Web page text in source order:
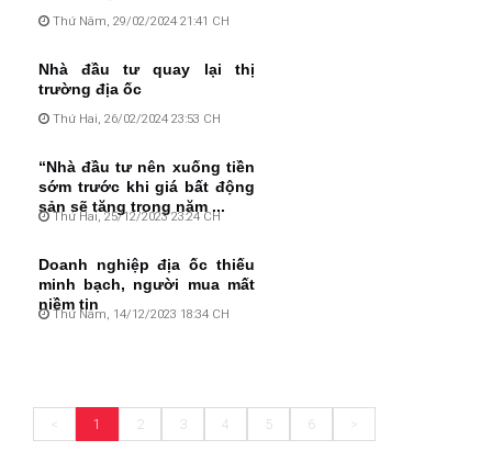
Thứ Năm, 29/02/2024 21:41 CH
Nhà đầu tư quay lại thị
trường địa ốc
Thứ Hai, 26/02/2024 23:53 CH
“Nhà đầu tư nên xuống tiền
sớm trước khi giá bất động
sản sẽ tăng trong năm ...
Thứ Hai, 25/12/2023 23:24 CH
Doanh nghiệp địa ốc thiếu
minh bạch, người mua mất
niềm tin
Thứ Năm, 14/12/2023 18:34 CH
< 1 2 3 4 5 6 >